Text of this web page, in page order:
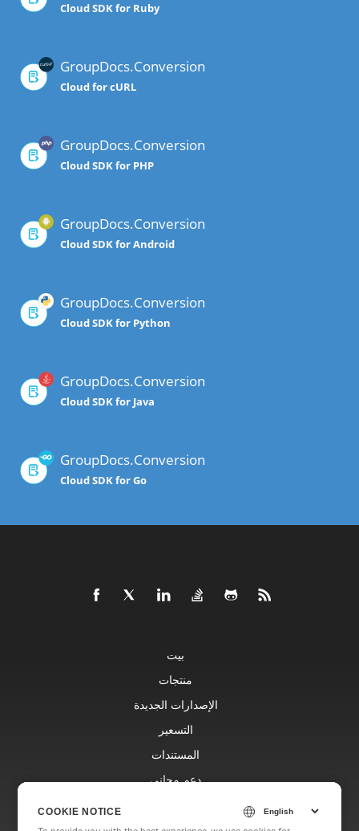
Cloud SDK for Ruby
GroupDocs.Conversion
Cloud for cURL
GroupDocs.Conversion
Cloud SDK for PHP
GroupDocs.Conversion
Cloud SDK for Android
GroupDocs.Conversion
Cloud SDK for Python
GroupDocs.Conversion
Cloud SDK for Java
GroupDocs.Conversion
Cloud SDK for Go
COOKIE NOTICE
بيت
منتجات
الإصدارات الجديدة
التسعير
المستندات
دعم مجاني
COOKIE NOTICE